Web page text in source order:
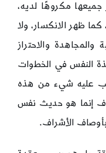
مكروهًا لديه،
ظهر الانكسار، ولا
والمجاهدة والاحتراز
النفس في الخطوات
عليه شيء من هذه
إنما هو حديث نفس
الأشراف.